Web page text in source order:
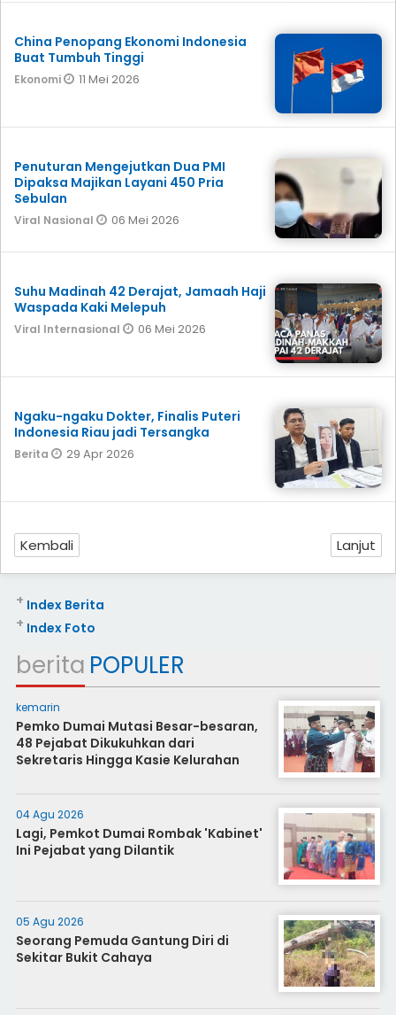
China Penopang Ekonomi Indonesia
Buat Tumbuh Tinggi
Ekonomi 11 Mei 2026
Penuturan Mengejutkan Dua PMI
Dipaksa Majikan Layani 450 Pria
Sebulan
Viral Nasional 06 Mei 2026
Suhu Madinah 42 Derajat, Jamaah Haji
Waspada Kaki Melepuh
Viral Internasional 06 Mei 2026
Ngaku-ngaku Dokter, Finalis Puteri
Indonesia Riau jadi Tersangka
Berita 29 Apr 2026
Kembali Lanjut
Index Berita
+
Index Foto
+
berita POPULER
kemarin
Pemko Dumai Mutasi Besar-besaran,
48 Pejabat Dikukuhkan dari
Sekretaris Hingga Kasie Kelurahan
04 Agu 2026
Lagi, Pemkot Dumai Rombak 'Kabinet'
Ini Pejabat yang Dilantik
05 Agu 2026
Seorang Pemuda Gantung Diri di
Sekitar Bukit Cahaya